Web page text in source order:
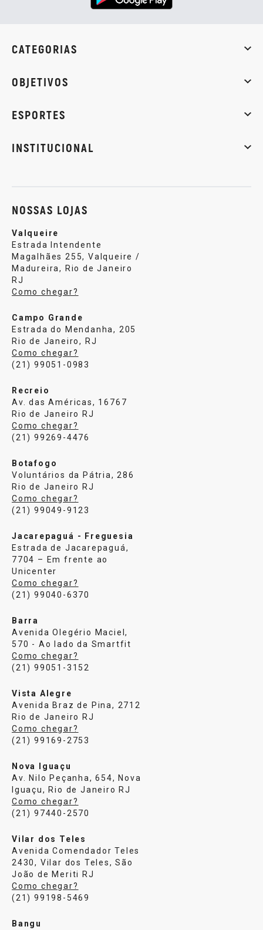
CATEGORIAS
OBJETIVOS
ESPORTES
INSTITUCIONAL
NOSSAS LOJAS
Valqueire
Estrada Intendente
Magalhães 255, Valqueire /
Madureira, Rio de Janeiro
RJ
Como chegar?
Campo Grande
Estrada do Mendanha, 205
Rio de Janeiro, RJ
Como chegar?
(21) 99051-0983
Recreio
Av. das Américas, 16767
Rio de Janeiro RJ
Como chegar?
(21) 99269-4476
Botafogo
Voluntários da Pátria, 286
Rio de Janeiro RJ
Como chegar?
(21) 99049-9123
Jacarepaguá - Freguesia
Estrada de Jacarepaguá,
7704 – Em frente ao
Unicenter
Como chegar?
(21) 99040-6370
Barra
Avenida Olegério Maciel,
570 - Ao lado da Smartfit
Como chegar?
(21) 99051-3152
Vista Alegre
Avenida Braz de Pina, 2712
Rio de Janeiro RJ
Como chegar?
(21) 99169-2753
Nova Iguaçu
Av. Nilo Peçanha, 654, Nova
Iguaçu, Rio de Janeiro RJ
Como chegar?
(21) 97440-2570
Vilar dos Teles
Avenida Comendador Teles
2430, Vilar dos Teles, São
João de Meriti RJ
Como chegar?
(21) 99198-5469
Bangu